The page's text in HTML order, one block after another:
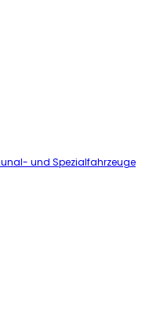
und Spezialfahrzeuge